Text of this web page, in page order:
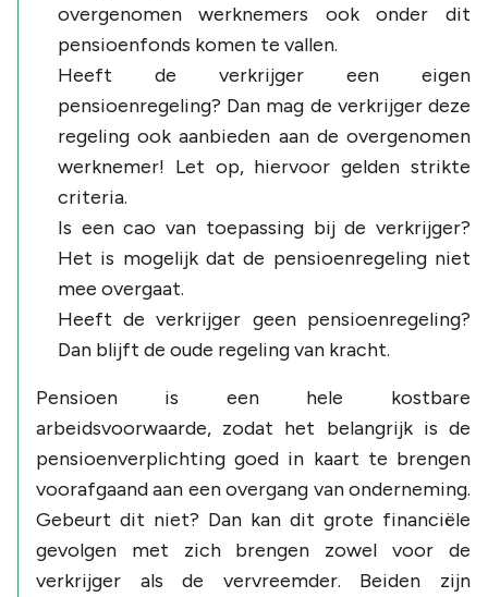
overgenomen werknemers ook onder dit
pensioenfonds komen te vallen.
Heeft de verkrijger een eigen
pensioenregeling? Dan mag de verkrijger deze
regeling ook aanbieden aan de overgenomen
werknemer! Let op, hiervoor gelden strikte
criteria.
Is een cao van toepassing bij de verkrijger?
Het is mogelijk dat de pensioenregeling niet
mee overgaat.
Heeft de verkrijger geen pensioenregeling?
Dan blijft de oude regeling van kracht.
Pensioen is een hele kostbare
arbeidsvoorwaarde, zodat het belangrijk is de
pensioenverplichting goed in kaart te brengen
voorafgaand aan een overgang van onderneming.
Gebeurt dit niet? Dan kan dit grote financiële
gevolgen met zich brengen zowel voor de
verkrijger als de vervreemder. Beiden zijn